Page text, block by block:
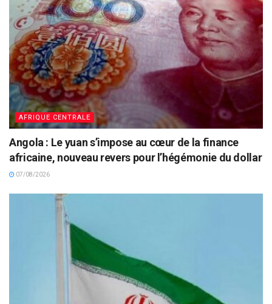
AFRIQUE CENTRALE
Angola : Le yuan s’impose au cœur de la finance
africaine, nouveau revers pour l’hégémonie du dollar
07/08/2026